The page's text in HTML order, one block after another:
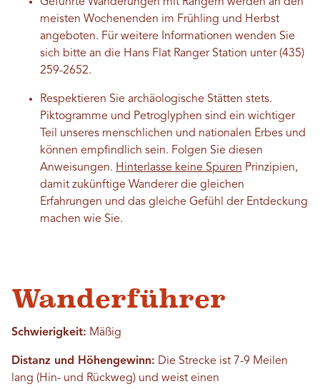
meisten Wochenenden im Frühling und Herbst
angeboten. Für weitere Informationen wenden Sie
sich bitte an die Hans Flat Ranger Station unter (435)
259-2652.
Respektieren Sie archäologische Stätten stets.
Piktogramme und Petroglyphen sind ein wichtiger
Teil unseres menschlichen und nationalen Erbes und
können empfindlich sein. Folgen Sie diesen
Anweisungen. Hinterlasse keine Spuren Prinzipien,
damit zukünftige Wanderer die gleichen
Erfahrungen und das gleiche Gefühl der Entdeckung
machen wie Sie.
Wanderführer
Schwierigkeit: Mäßig
Distanz und Höhengewinn: Die Strecke ist 7-9 Meilen
lang (Hin- und Rückweg) und weist einen